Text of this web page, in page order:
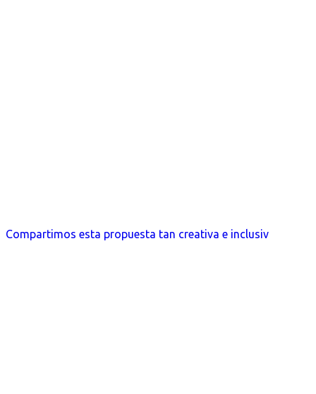
Compartimos esta propuesta tan creativa e inclusiv